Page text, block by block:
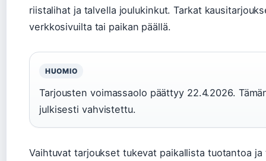
riistalihat ja talvella joulukinkut. Tarkat
verkkosivuilta tai paikan päällä.
HUOMIO
Tarjousten voimassaolo päättyy 22.4.2026.
julkisesti vahvistettu.
Vaihtuvat tarjoukset tukevat paikallista tuotantoa